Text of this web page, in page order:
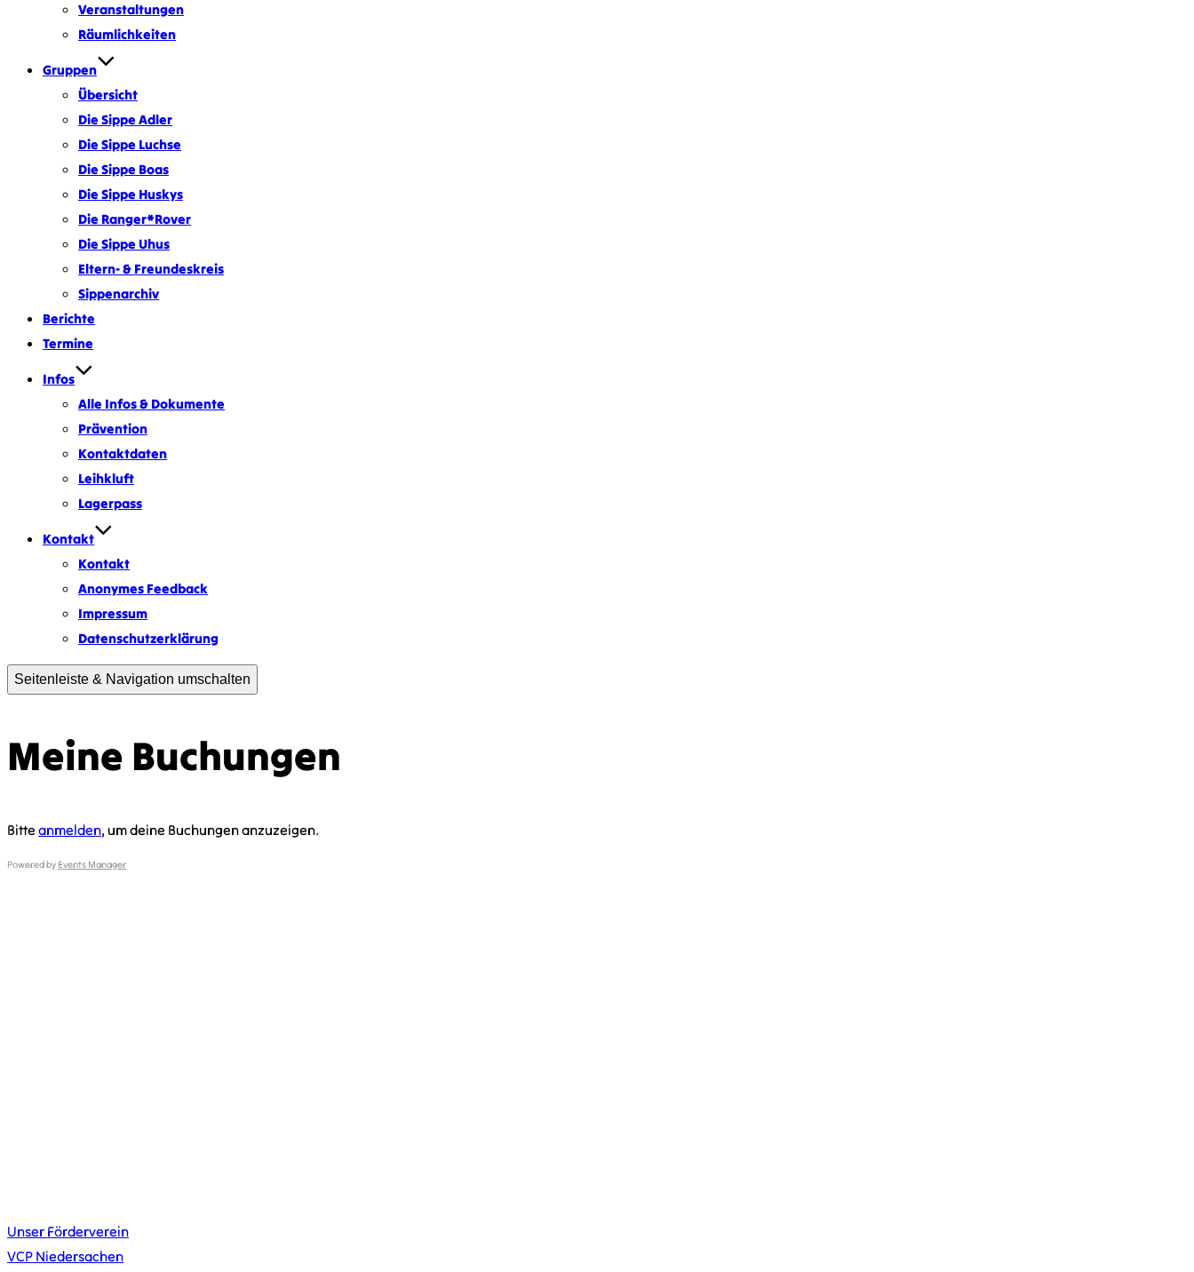
Veranstaltungen
Räumlichkeiten
Gruppen
Übersicht
Die Sippe Adler
Die Sippe Luchse
Die Sippe Boas
Die Sippe Huskys
Die Ranger*Rover
Die Sippe Uhus
Eltern- & Freundeskreis
Sippenarchiv
Berichte
Termine
Infos
Alle Infos & Dokumente
Prävention
Kontaktdaten
Leihkluft
Lagerpass
Kontakt
Kontakt
Anonymes Feedback
Impressum
Datenschutzerklärung
Seitenleiste & Navigation umschalten
Meine Buchungen
Bitte anmelden, um deine Buchungen anzuzeigen.
Powered by Events Manager
Unser Förderverein
VCP Niedersachen